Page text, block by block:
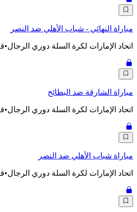
مباراة النهائي - شباب الأهلي ضد النصر
اتحاد الإمارات لكرة السلة دوري الرجال•
مباراة الشارقة ضد البطائح
اتحاد الإمارات لكرة السلة دوري الرجال•
مباراة شباب الأهلي ضد النصر
اتحاد الإمارات لكرة السلة دوري الرجال•